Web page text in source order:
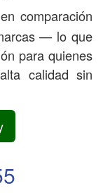
comparación
— lo que
para quienes
calidad sin